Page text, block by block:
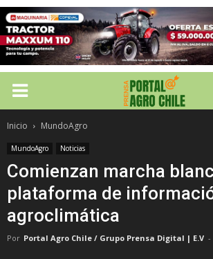
Inicio MundoAgro
MundoAgro Noticias
Comienzan marcha
plataforma de
agroclimática
Por Portal Agro Chile / Grupo Prensa Digital | E.V -